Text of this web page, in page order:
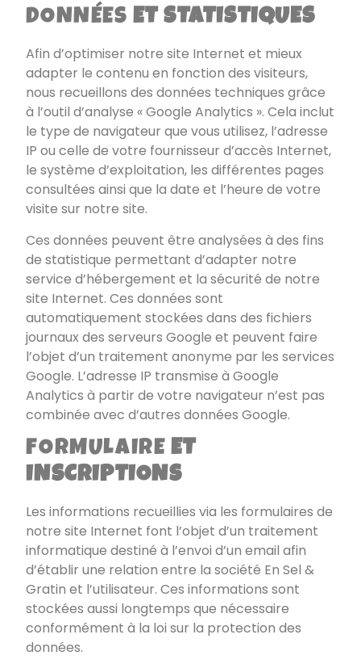
DONNÉES ET STATISTIQUES
Afin d’optimiser notre site Internet et mieux
adapter le contenu en fonction des visiteurs,
nous recueillons des données techniques grâce
à l’outil d’analyse « Google Analytics ». Cela inclut
le type de navigateur que vous utilisez, l’adresse
IP ou celle de votre fournisseur d’accès Internet,
le système d’exploitation, les différentes pages
consultées ainsi que la date et l’heure de votre
visite sur notre site.
Ces données peuvent être analysées à des fins
de statistique permettant d’adapter notre
service d’hébergement et la sécurité de notre
site Internet. Ces données sont
automatiquement stockées dans des fichiers
journaux des serveurs Google et peuvent faire
l’objet d’un traitement anonyme par les services
Google. L’adresse IP transmise à Google
Analytics à partir de votre navigateur n’est pas
combinée avec d’autres données Google.
FORMULAIRE ET
INSCRIPTIONS
Les informations recueillies via les formulaires de
notre site Internet font l’objet d’un traitement
informatique destiné à l’envoi d’un email afin
d’établir une relation entre la société En Sel &
Gratin et l’utilisateur. Ces informations sont
stockées aussi longtemps que nécessaire
conformément à la loi sur la protection des
données.